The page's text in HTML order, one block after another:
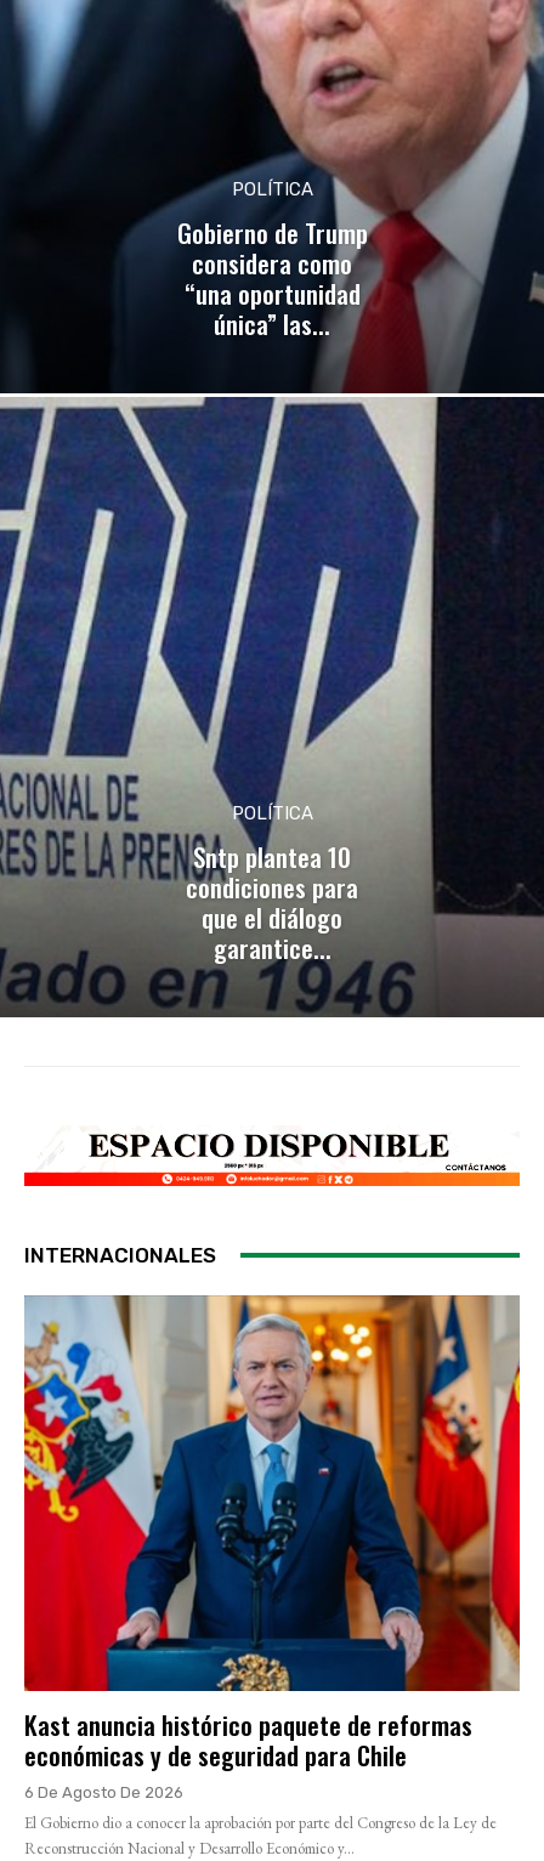
POLÍTICA
Gobierno de Trump
considera como
“una oportunidad
única” las...
POLÍTICA
Sntp plantea 10
condiciones para
que el diálogo
garantice...
INTERNACIONALES
Kast anuncia histórico paquete de reformas
económicas y de seguridad para Chile
6 De Agosto De 2026
El Gobierno dio a conocer la aprobación por parte del Congreso de la Ley de
Reconstrucción Nacional y Desarrollo Económico y...